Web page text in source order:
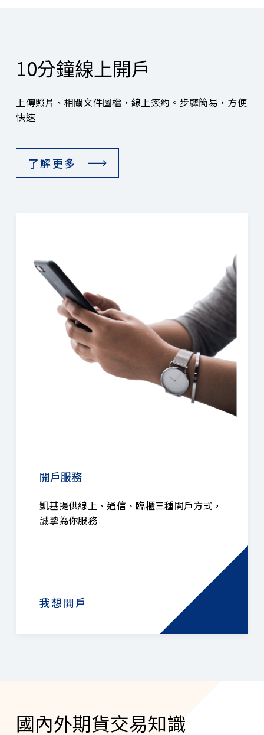
10分鐘線上開戶
上傳照片、相關文件圖檔，線上簽約。步驟簡易，方便
快速
了解更多
開戶服務
凱基提供線上、通信、臨櫃三種開戶方式，
誠摯為你服務
我想開戶
國內外期貨交易知識